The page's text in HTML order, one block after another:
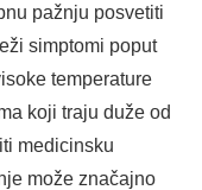
pažnju posvetiti
simptomi poput
temperature
koji traju duže od
medicinsku
može značajno